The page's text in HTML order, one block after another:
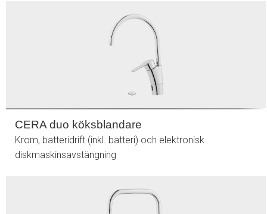
CERA duo köksblandare
Krom, batteridrift (inkl. batteri) och elektronisk
diskmaskinsavstängning